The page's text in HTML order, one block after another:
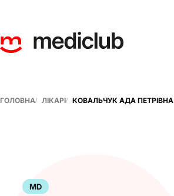
ГОЛОВНА ЛІКАРІ КОВАЛЬЧУК АДА ПЕТРІВНА
MD